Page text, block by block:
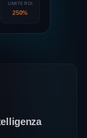
LIMITE ROI
250%